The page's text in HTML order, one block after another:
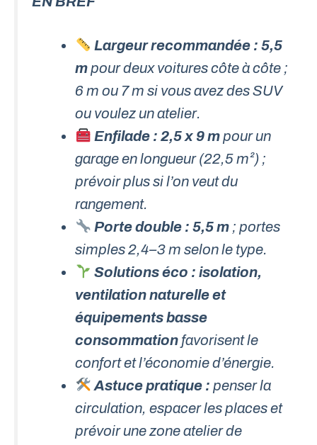
Largeur recommandée : 5,5
mpour deux voitures côte à côte ;
6 m ou 7 m si vous avez des SUV
ou voulez un atelier.
Enfilade : 2,5 x 9 mpour un
garage en longueur (22,5 m²) ;
prévoir plus si l’on veut du
rangement.
Porte double : 5,5 m ; portes
simples 2,4–3 m selon le type.
Solutions éco : isolation,
ventilation naturelle et
équipements basse
consommation favorisent le
confort et l’économie d’énergie.
Astuce pratique : penser la
circulation, espacer les places et
prévoir une zone atelier de